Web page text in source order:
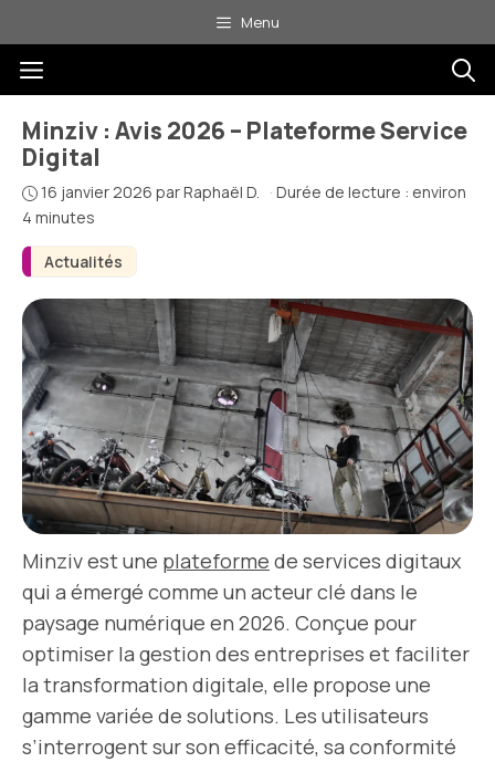
au
contenu
Menu
Menu
Actualités
Minziv : Avis 2026 – Plateforme Service
Digital
16 janvier 2026 parRaphaël D. · Durée de lecture : environ
4 minutes
Minziv est une plateforme de services digitaux
qui a émergé comme un acteur clé dans le
paysage numérique en 2026. Conçue pour
optimiser la gestion des entreprises et faciliter
la transformation digitale, elle propose une
gamme variée de solutions. Les utilisateurs
s’interrogent sur son efficacité, sa conformité